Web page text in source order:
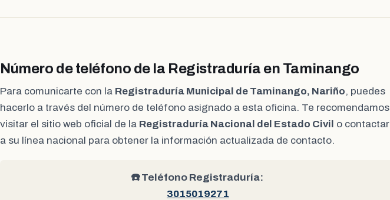
Número de teléfono de la Registraduría en Taminango
Para comunicarte con la Registraduría Municipal de Taminango, Nariño, puedes
hacerlo a través del número de teléfono asignado a esta oficina. Te recomendamos
visitar el sitio web oficial de la Registraduría Nacional del Estado Civil o contactar
a su línea nacional para obtener la información actualizada de contacto.
☎️ Teléfono Registraduría:
3015019271